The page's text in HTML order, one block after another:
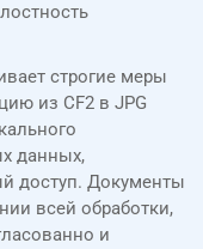
строгие меры
из CF2 в JPG
данных,
доступ. Документы
всей обработки,
и